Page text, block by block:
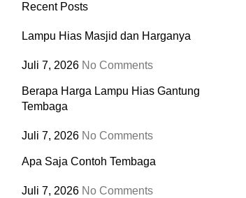
Recent Posts
Lampu Hias Masjid dan Harganya
Juli 7, 2026 No Comments
Berapa Harga Lampu Hias Gantung
Tembaga
Juli 7, 2026 No Comments
Apa Saja Contoh Tembaga
Juli 7, 2026 No Comments